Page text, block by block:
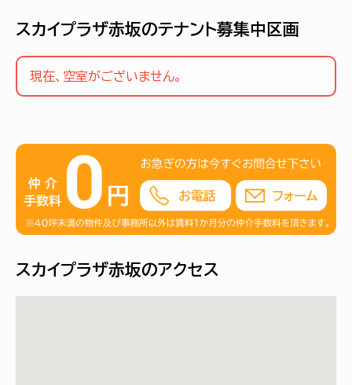
スカイプラザ赤坂のテナント募集中区画
現在、空室がございません。
スカイプラザ赤坂のアクセス